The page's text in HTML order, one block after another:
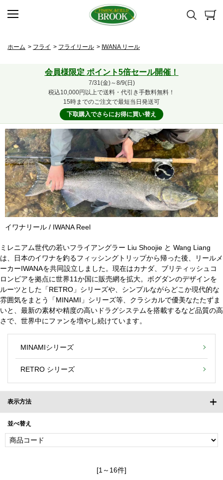
ホーム > フライ > フライリール > IWANA リール
会員様限定 ポイント5倍セール開催！
7/31(金)～8/9(日)
税込10,000円以上で送料・代引き手数料無料！
15時までのご注文で最短当日発送可
下取購入でさらにお得に買い替え
イワナリール / IWANA Reel
ミレニアム世代の若いフライアングラー Liu Shoojie と Wang Liang
は、日本のイワナを釣るフィッシングトリップから帰った後、リールメ
ーカーIWANAを共同設立しました。現在はカナダ、ブリティッシュコ
ロンビアを拠点に世界11か国に販売網を拡大。ボグダンのデザインを
ルーツとした「RETRO」シリーズや、シンプルながらどこか現代的な
雰囲気をまとう「MINAMI」シリーズ等、クラシカルで優美なたたずま
いと、最新の素材や精度の高いドラグシステムを搭載するなど品質の高
さで、世界中にファンを増やし続けています。
MINAMIシリーズ
RETRO シリーズ
表示方法
並べ替え
[1～16件]